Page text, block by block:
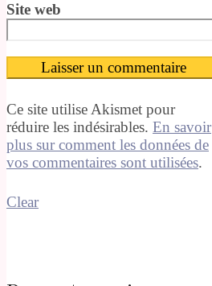
Site web
Ce site utilise Akismet pour
réduire les indésirables. En savoir
plus sur comment les données de
vos commentaires sont utilisées.
Clear